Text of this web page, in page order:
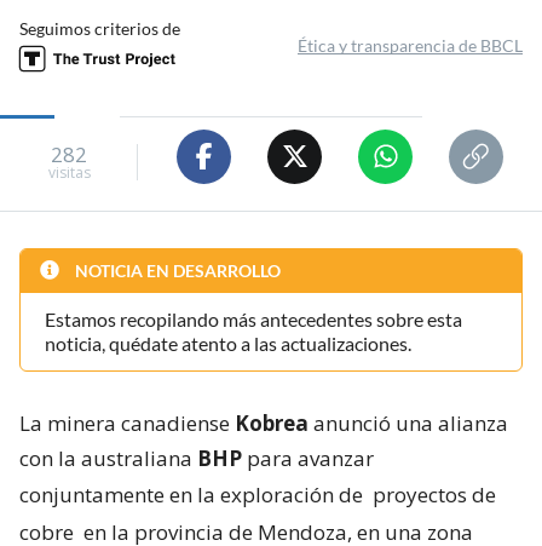
Seguimos criterios de
Ética y transparencia de BBCL
282
visitas
NOTICIA EN DESARROLLO
Estamos recopilando más antecedentes sobre esta
noticia, quédate atento a las actualizaciones.
La minera canadiense Kobrea anunció una alianza
con la australiana BHP para avanzar
conjuntamente en la exploración de proyectos de
cobre en la provincia de Mendoza, en una zona